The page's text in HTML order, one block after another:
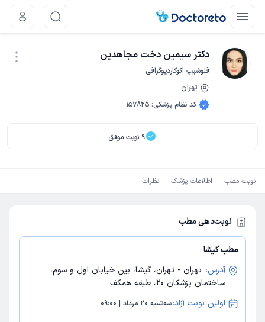
دکتر سیمین دخت مجاهدین
فلوشیپ اکوکاردیوگرافی
تهران
کد نظام پزشکی:
157825
9 نوبت موفق
نوبت مطب اطلاعات پزشک نظرات
نوبت‌دهی مطب
مطب گیشا
آدرس: تهران - تهران، گیشا، بین خیابان اول و سوم،
ساختمان پزشکان 20، طبقه همکف
اولین نوبت آزاد:سه‌شنبه 20 مرداد | 09:00